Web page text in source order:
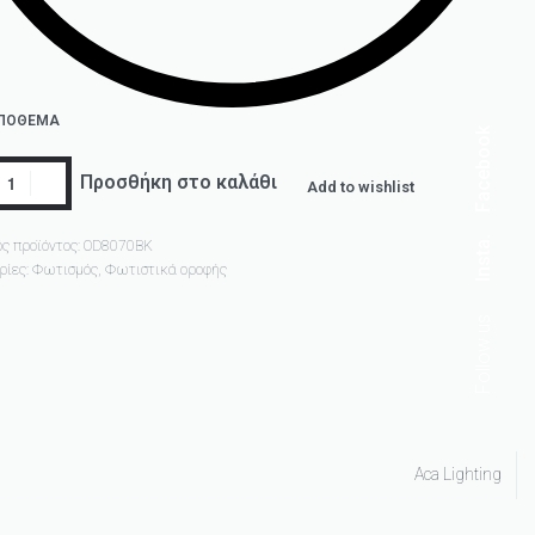
Προσθήκη στο καλάθι Add to wishlist
προϊόντος: OD8070BK
Φωτισμός, Φωτιστικά οροφής
Aca Lighting